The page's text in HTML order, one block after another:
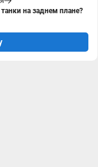
на заднем плане?